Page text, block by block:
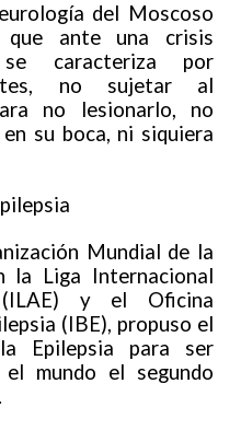
del Moscoso
que ante una crisis
caracteriza por
no sujetar al
no lesionarlo, no
su boca, ni siquiera
Mundial de la
la Liga Internacional
y el Oficina
(IBE), propuso el
Epilepsia para ser
mundo el segundo